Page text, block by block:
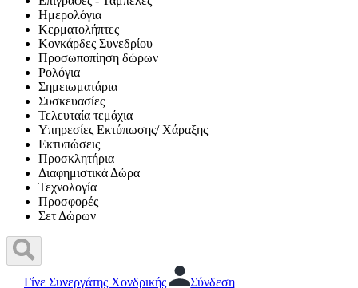
Ημερολόγια
Κερματολήπτες
Κονκάρδες Συνεδρίου
Προσωποπίηση δώρων
Ρολόγια
Σημειωματάρια
Συσκευασίες
Τελευταία τεμάχια
Υπηρεσίες Εκτύπωσης/ Χάραξης
Εκτυπώσεις
Προσκλητήρια
Διαφημιστικά Δώρα
Τεχνολογία
Προσφορές
Σετ Δώρων
Γίνε Συνεργάτης Χονδρικής Σύνδεση